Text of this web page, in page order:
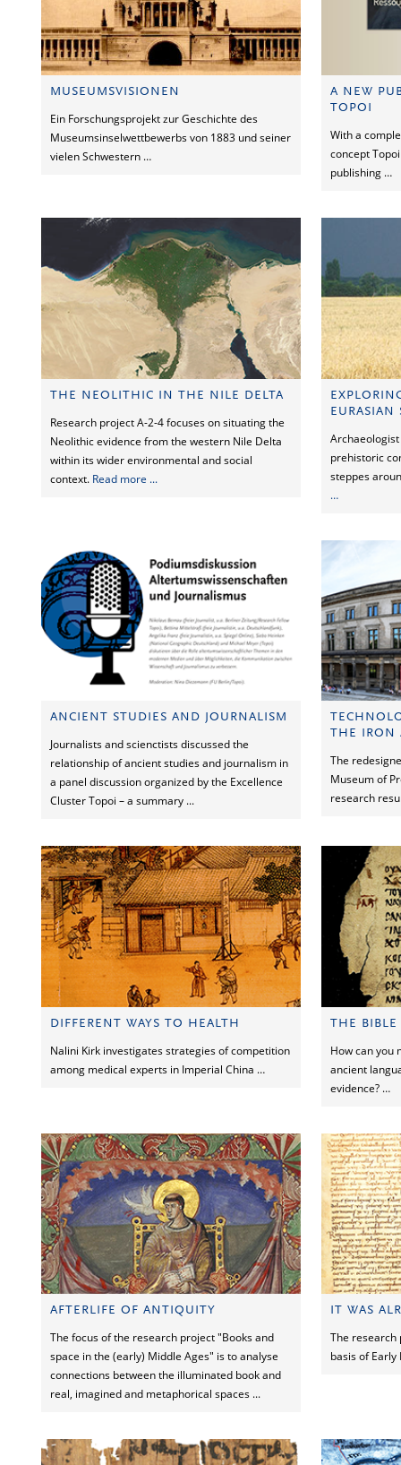
MUSEUMSVISIONEN
Ein Forschungsprojekt zur Geschichte des
Museumsinselwettbewerbs von 1883 und seiner
vielen Schwestern …
A NEW
TOPOI
With a
concept
publishing …
THE NEOLITHIC IN THE NILE DELTA
Research project A-2-4 focuses on situating the
Neolithic evidence from the western Nile Delta
within its wider environmental and social
context. Read more ...
EURASIAN
prehistoric
steppes
…
ANCIENT STUDIES AND JOURNALISM
Journalists and scienctists discussed the
relationship of ancient studies and journalism in
a panel discussion organized by the Excellence
Cluster Topoi – a summary ...
THE IRON
The
Museum of
research
DIFFERENT WAYS TO HEALTH
Nalini Kirk investigates strategies of competition
among medical experts in Imperial China …
THE BIBLE
How can you
ancient
evidence? …
AFTERLIFE OF ANTIQUITY
The focus of the research project "Books and
space in the (early) Middle Ages" is to analyse
connections between the illuminated book and
real, imagined and metaphorical spaces ...
IT WAS
The research
basis of